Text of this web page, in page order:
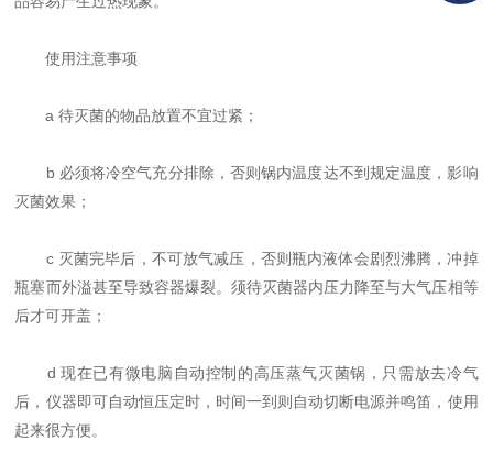
使用注意事项
a 待灭菌的物品放置不宜过紧；
b 必须将冷空气充分排除，否则锅内温度达不到规定温度，影响
灭菌效果；
c 灭菌完毕后，不可放气减压，否则瓶内液体会剧烈沸腾，冲掉
瓶塞而外溢甚至导致容器爆裂。须待灭菌器内压力降至与大气压相等
后才可开盖；
d 现在已有微电脑自动控制的高压蒸气灭菌锅，只需放去冷气
后，仪器即可自动恒压定时，时间一到则自动切断电源并鸣笛，使用
起来很方便。